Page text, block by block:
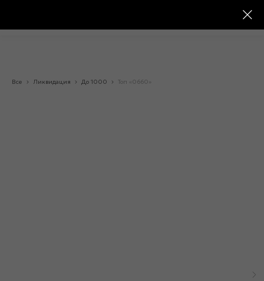
Все Ликвидация До 1000 Топ «0660»